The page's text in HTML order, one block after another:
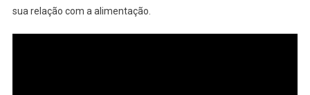
sua relação com a alimentação.